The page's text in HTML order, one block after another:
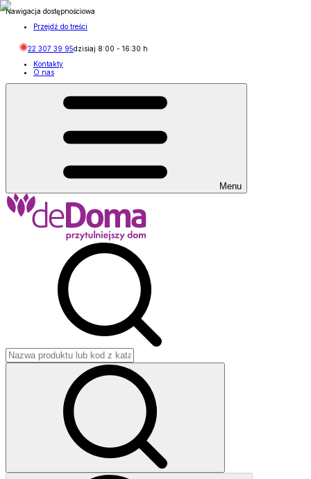
Nawigacja dostępnościowa
Przejdź do treści
22 307 39 95dzisiaj 8:00 - 16:30 h
Kontakty
O nas
Menu